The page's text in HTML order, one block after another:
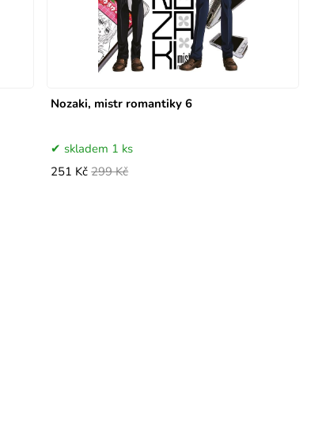
Nozaki, mistr romantiky 6
skladem 1 ks
251 Kč 299 Kč